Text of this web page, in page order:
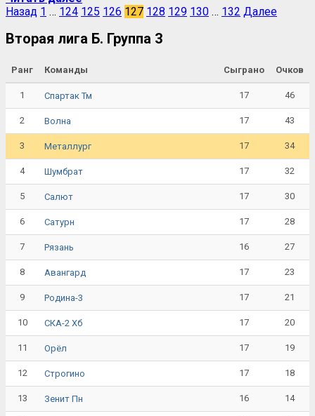
Назад 1 … 124 125 126 127 128 129 130 … 132 Далее
Вторая лига Б. Группа 3
Ранг Команды Сыграно Очков
1 Спартак Тм 17 46
2 Волна 17 43
3 Металлург 17 34
4 Шумбрат 17 32
5 Салют 17 30
6 Сатурн 17 28
7 Рязань 16 27
8 Авангард 17 23
9 Родина-3 17 21
10 СКА-2 Хб 17 20
11 Орёл 17 19
12 Строгино 17 18
13 Зенит Пн 16 14